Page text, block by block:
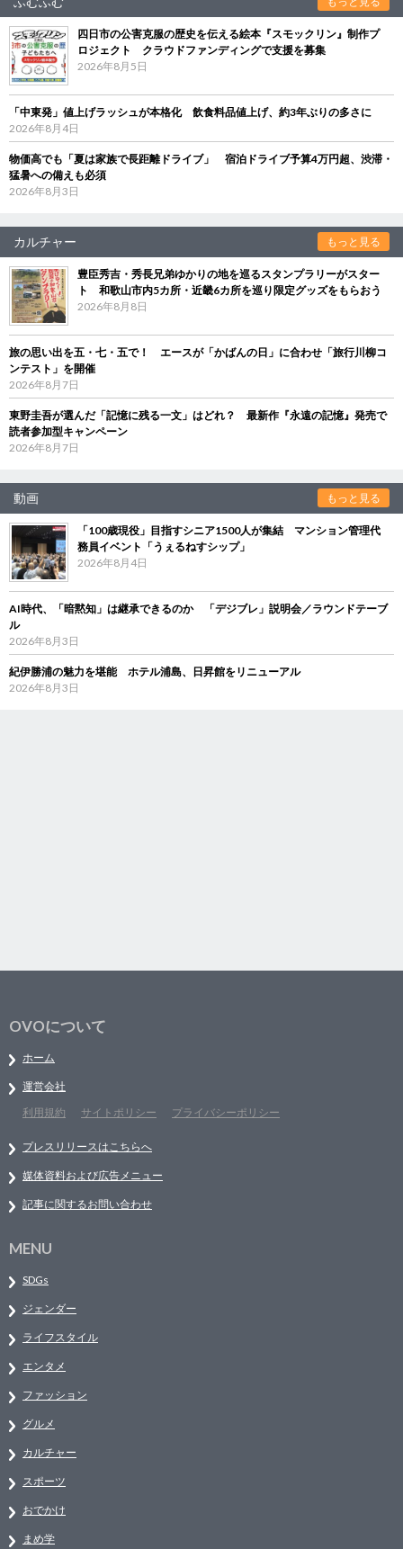
四日市の公害克服の歴史を伝える絵本『スモックリン』制作プ
ロジェクト クラウドファンディングで支援を募集
2026年8月5日
「中東発」値上げラッシュが本格化 飲食料品値上げ、約3年ぶりの多さに
2026年8月4日
物価高でも「夏は家族で長距離ドライブ」 宿泊ドライブ予算4万円超、渋滞・
猛暑への備えも必須
2026年8月3日
カルチャー もっと見る
豊臣秀吉・秀長兄弟ゆかりの地を巡るスタンプラリーがスター
ト 和歌山市内5カ所・近畿6カ所を巡り限定グッズをもらおう
2026年8月8日
旅の思い出を五・七・五で！ エースが「かばんの日」に合わせ「旅行川柳コ
ンテスト」を開催
2026年8月7日
東野圭吾が選んだ「記憶に残る一文」はどれ？ 最新作『永遠の記憶』発売で
読者参加型キャンペーン
2026年8月7日
動画 もっと見る
「100歳現役」目指すシニア1500人が集結 マンション管理代
務員イベント「うぇるねすシップ」
2026年8月4日
AI時代、「暗黙知」は継承できるのか 「デジブレ」説明会／ラウンドテーブ
ル
2026年8月3日
紀伊勝浦の魅力を堪能 ホテル浦島、日昇館をリニューアル
2026年8月3日
OVOについて
ホーム
運営会社
利用規約
サイトポリシー プライバシーポリシー
プレスリリースはこちらへ
媒体資料および広告メニュー
記事に関するお問い合わせ
MENU
SDGs
ジェンダー
ライフスタイル
エンタメ
ファッション
グルメ
カルチャー
スポーツ
おでかけ
まめ学